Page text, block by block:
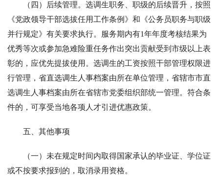
（四）后续管理。选调生职务、职级的后续晋升，按照
《党政领导干部选拔任用工作条例》和《公务员职务与职级
并行规定》有关要求执行。服务期内有1年年度考核结果为
优秀等次或参加急难险重任务作出突出贡献受到市级以上表
彰的，应优先提拔使用。选调生的工资按照干部管理权限进
行管理，省直选调生人事档案由所在单位管理，省辖市市直
选调生人事档案由所在省辖市党委组织部统一管理。符合条
件的，可享受当地各项人才引进优惠政策。
五、其他事项
（一）未在规定时间内取得国家承认的毕业证、学位证
或不按要求报到的，取消录用资格。